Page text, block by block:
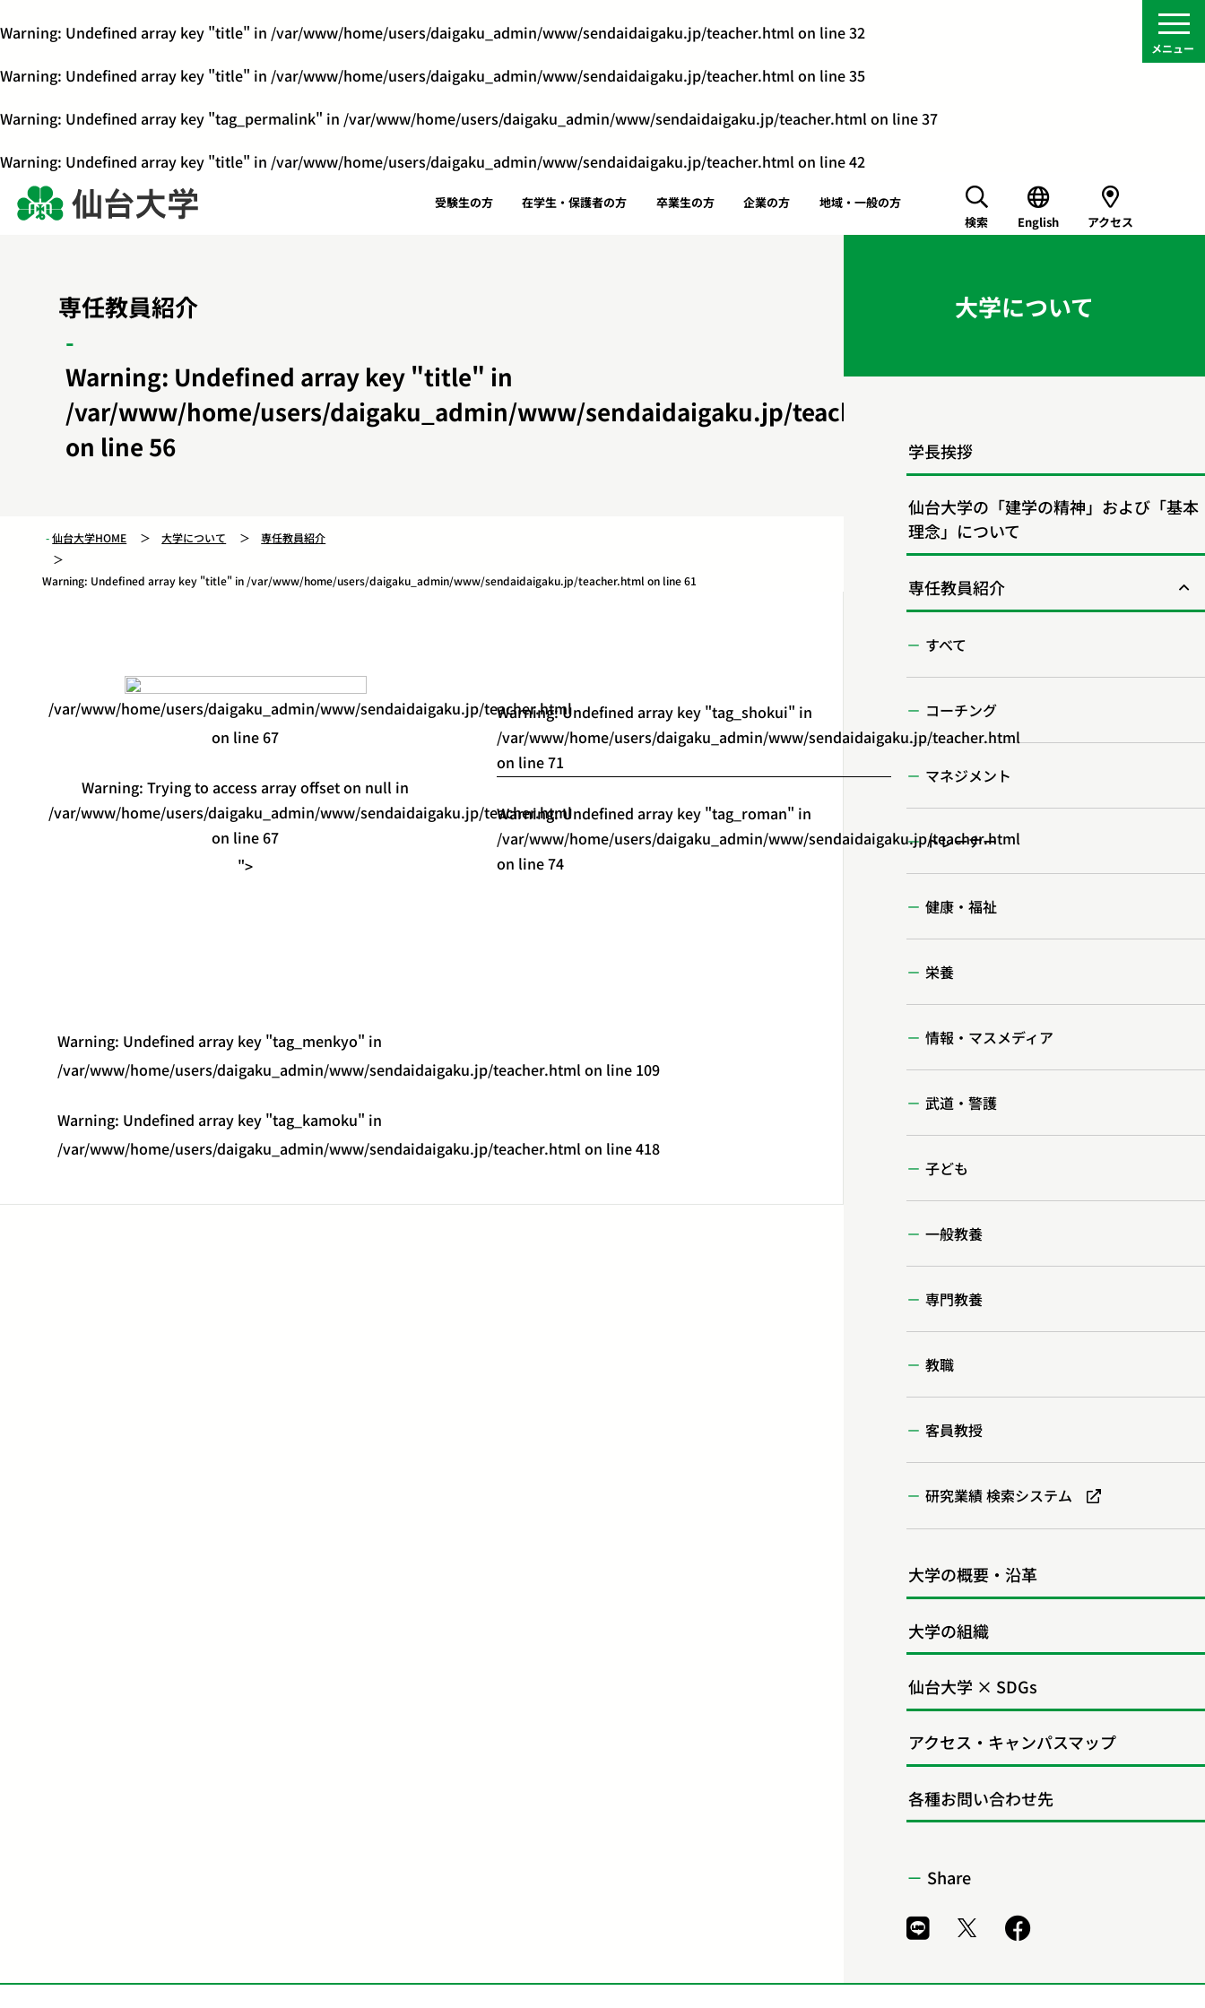
Warning: Undefined array key "title" in /var/www/home/users/daigaku_admin/www/sendaidaigaku.jp/teacher.htmlon line32
Warning: Undefined array key "title" in /var/www/home/users/daigaku_admin/www/sendaidaigaku.jp/teacher.htmlon line35
Warning: Undefined array key "tag_permalink" in /var/www/home/users/daigaku_admin/www/sendaidaigaku.jp/teacher.htmlon line37
Warning: Undefined array key "title" in /var/www/home/users/daigaku_admin/www/sendaidaigaku.jp/teacher.htmlon line42
受験生の方 在学生・保護者の方 卒業生の方 企業の方
地域・一般の方
検索
English アクセス
専任教員紹介
Warning: Undefined array key "title" in
/var/www/home/users/daigaku_admin/www/sendaidaigaku.jp/teacher.html
on line56
仙台大学HOME 大学について 専任教員紹介
Warning: Undefined array key "title" in /var/www/home/users/daigaku_admin/www/sendaidaigaku.jp/teacher.html on line61
/var/www/home/users/daigaku_admin/www/sendaidaigaku.jp/teacher.html
on line67
Warning: Trying to access array offset on null in
/var/www/home/users/daigaku_admin/www/sendaidaigaku.jp/teacher.html
on line67
">
Warning: Undefined array key "tag_shokui" in
/var/www/home/users/daigaku_admin/www/sendaidaigaku.jp/teacher.html
on line71
Warning: Undefined array key "tag_roman" in
/var/www/home/users/daigaku_admin/www/sendaidaigaku.jp/teacher.html
on line74
Warning: Undefined array key "tag_menkyo" in
/var/www/home/users/daigaku_admin/www/sendaidaigaku.jp/teacher.htmlon line 109
Warning: Undefined array key "tag_kamoku" in
/var/www/home/users/daigaku_admin/www/sendaidaigaku.jp/teacher.htmlon line418
大学について
学長挨拶
仙台大学の「建学の精神」および「基本
理念」について
専任教員紹介
すべて
コーチング
マネジメント
トレーナー
健康・福祉
栄養
情報・マスメディア
武道・警護
子ども
一般教養
専門教養
教職
客員教授
研究業績 検索システム
大学の概要・沿革
大学の組織
仙台大学 × SDGs
アクセス・キャンパスマップ
各種お問い合わせ先
Share